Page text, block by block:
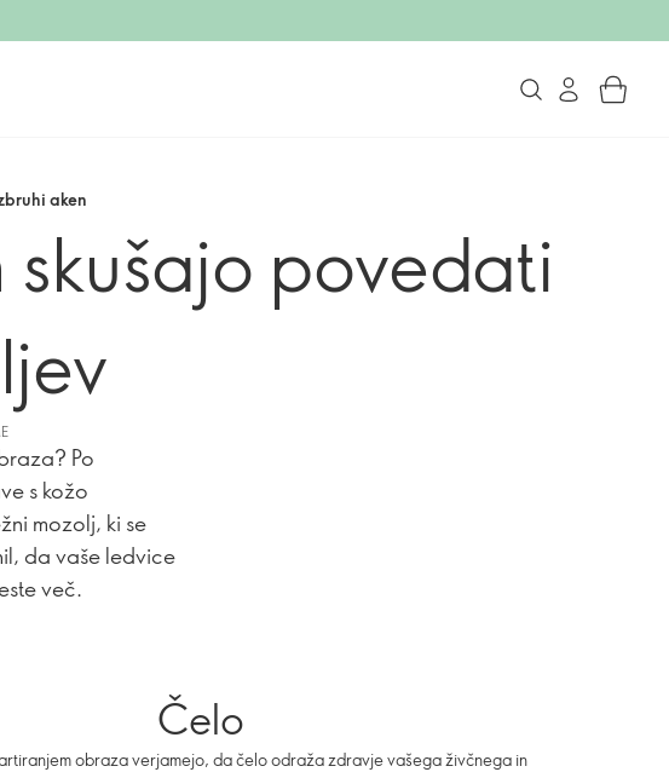
aken
povedati
Po
s kožo
mozolj, ki se
da vaše ledvice
več.
Čelo
obraza verjamejo, da čelo odraža zdravje vašega živčnega in